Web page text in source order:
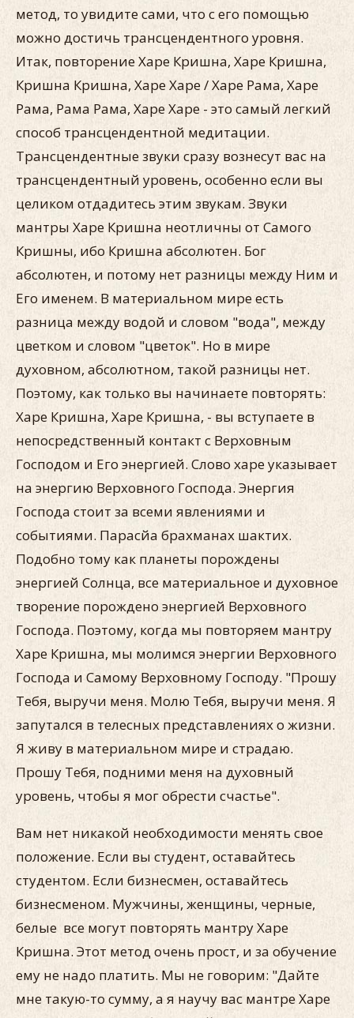
метод, то увидите сами, что с его помощью
можно достичь трансцендентного уровня.
Итак, повторение Харе Кришна, Харе Кришна,
Кришна Кришна, Харе Харе / Харе Рама, Харе
Рама, Рама Рама, Харе Харе - это самый легкий
способ трансцендентной медитации.
Трансцендентные звуки сразу вознесут вас на
трансцендентный уровень, особенно если вы
целиком отдадитесь этим звукам. Звуки
мантры Харе Кришна неотличны от Самого
Кришны, ибо Кришна абсолютен. Бог
абсолютен, и потому нет разницы между Ним и
Его именем. В материальном мире есть
разница между водой и словом "вода", между
цветком и словом "цветок". Но в мире
духовном, абсолютном, такой разницы нет.
Поэтому, как только вы начинаете повторять:
Харе Кришна, Харе Кришна, - вы вступаете в
непосредственный контакт с Верховным
Господом и Его энергией. Слово харе указывает
на энергию Верховного Господа. Энергия
Господа стоит за всеми явлениями и
событиями. Парасйа брахманах шактих.
Подобно тому как планеты порождены
энергией Солнца, все материальное и духовное
творение порождено энергией Верховного
Господа. Поэтому, когда мы повторяем мантру
Харе Кришна, мы молимся энергии Верховного
Господа и Самому Верховному Господу. "Прошу
Тебя, выручи меня. Молю Тебя, выручи меня. Я
запутался в телесных представлениях о жизни.
Я живу в материальном мире и страдаю.
Прошу Тебя, подними меня на духовный
уровень, чтобы я мог обрести счастье".
Вам нет никакой необходимости менять свое
положение. Если вы студент, оставайтесь
студентом. Если бизнесмен, оставайтесь
бизнесменом. Мужчины, женщины, черные,
белые все могут повторять мантру Харе
Кришна. Этот метод очень прост, и за обучение
ему не надо платить. Мы не говорим: "Дайте
мне такую-то сумму, а я научу вас мантре Харе